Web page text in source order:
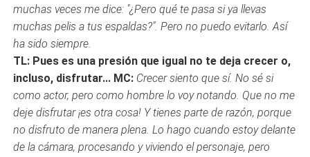
muchas veces me dice: "¿Pero qué te pasa si ya llevas
muchas pelis a tus espaldas?". Pero no puedo evitarlo. Así
ha sido siempre.
TL: Pues es una presión que igual no te deja crecer o,
incluso, disfrutar... MC: Crecer siento que sí. No sé si
como actor, pero como hombre lo voy notando. Que no me
deje disfrutar ¡es otra cosa! Y tienes parte de razón, porque
no disfruto de manera plena. Lo hago cuando estoy delante
de la cámara, procesando y viviendo el personaje, pero